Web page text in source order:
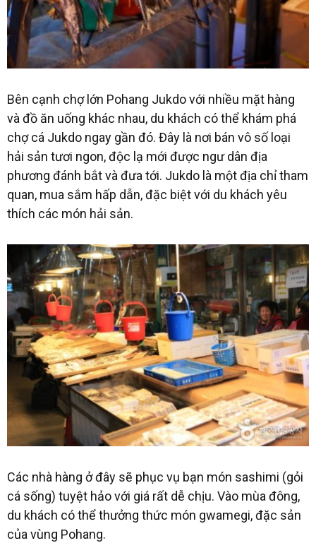
Bên cạnh chợ lớn Pohang Jukdo với nhiều mặt hàng
và đồ ăn uống khác nhau, du khách có thể khám phá
chợ cá Jukdo ngay gần đó. Đây là nơi bán vô số loại
hải sản tươi ngon, độc lạ mới được ngư dân địa
phương đánh bắt và đưa tới. Jukdo là một địa chỉ tham
quan, mua sắm hấp dẫn, đặc biệt với du khách yêu
thích các món hải sản.
Các nhà hàng ở đây sẽ phục vụ bạn món sashimi (gỏi
cá sống) tuyệt hảo với giá rất dễ chịu. Vào mùa đông,
du khách có thể thưởng thức món gwamegi, đặc sản
của vùng Pohang.